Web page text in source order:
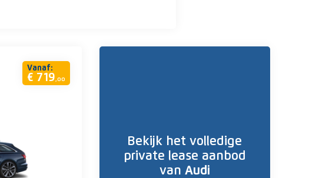
Vanaf:
€ 719,00
Bekijk het volledige
private lease aanbod
van Audi